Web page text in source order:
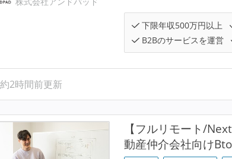
下限年収500万円以上
B2Bのサービスを運営
2時間前更新
【フルリモート/
動産仲介会社向け